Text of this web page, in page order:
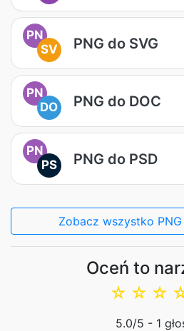
PN
SV
PNG do SVG
PN
DO
PNG do DOC
PN
PS
PNG do PSD
Zobacz wszystko
Oceń to
☆
☆
☆
5.0/5 - 1